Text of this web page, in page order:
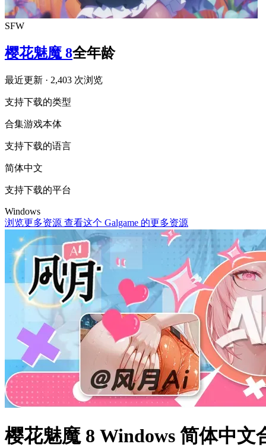
SFW
樱花魅魔 8全年龄
最近更新 · 2,403 次浏览
支持下载的类型
合集游戏本体
支持下载的语言
简体中文
支持下载的平台
Windows
浏览更多资源 查看这个 Galgame 的更多资源
樱花魅魔 8 Windows 简体中文